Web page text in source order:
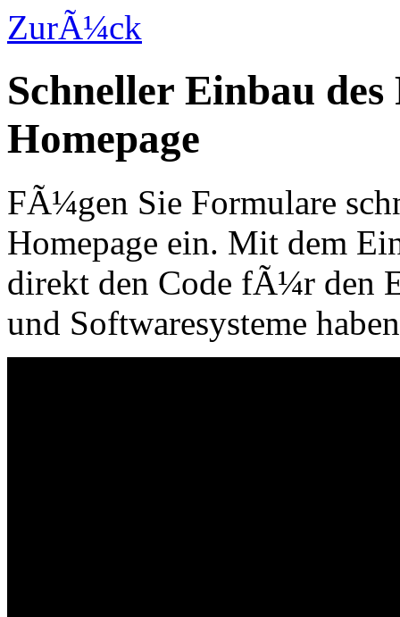
ZurÃ¼ck
Schneller Einbau
Homepage
FÃ¼gen Sie Formulare
Homepage ein. Mit dem
direkt den Code fÃ¼r den
und Softwaresysteme